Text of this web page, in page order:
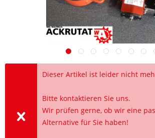
Dieser Artikel ist leider nicht
Bitte kontaktieren Sie uns.
Wir prüfen gerne, ob wir eine
Alternative für Sie haben!